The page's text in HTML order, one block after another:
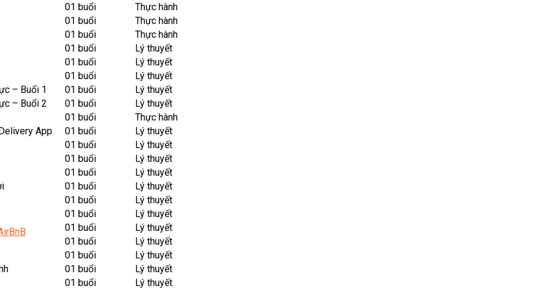
01 buổi
Thực hành
01 buổi
Thực hành
01 buổi
Thực hành
01 buổi
Lý thuyết
01 buổi
Lý thuyết
01 buổi
Lý thuyết
– Buổi 1 01 buổi
Lý thuyết
– Buổi 2 01 buổi
Lý thuyết
01 buổi
Thực hành
App 01 buổi
Lý thuyết
01 buổi
Lý thuyết
01 buổi
Lý thuyết
01 buổi
Lý thuyết
01 buổi
Lý thuyết
01 buổi
Lý thuyết
01 buổi
Lý thuyết
01 buổi
Lý thuyết
01 buổi
Lý thuyết
01 buổi
Lý thuyết
01 buổi
Lý thuyết
01 buổi
Lý thuyết